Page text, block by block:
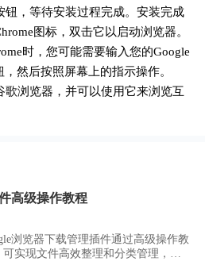
钮，等待安装过程完成。安装完成
图标，双击它以启动浏览器。
时，您可能需要输入您的Google
然后按照屏幕上的指示操作。
歌浏览器，并可以使用它来浏览互
高级操作教程
浏览器下载管理插件通过高级操作教
可实现文件高效整理和分类管理，提